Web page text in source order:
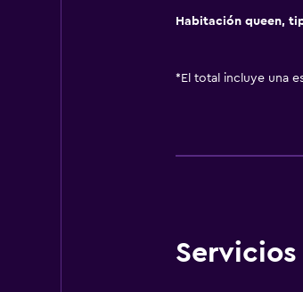
Habitación queen,
* El total incluye una